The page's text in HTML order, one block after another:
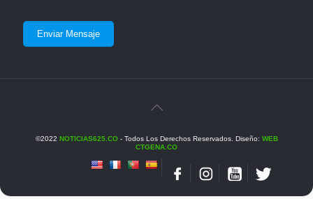
©2022 NOTICIAS625.CO- Todos Los Derechos Reservados. Diseño: WEB
CTGENA.CO